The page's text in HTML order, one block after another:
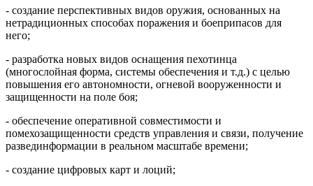
- создание перспективных видов оружия, основанных на
нетрадиционных способах поражения и боеприпасов для
него;
- разработка новых видов оснащения пехотинца
(многослойная форма, системы обеспечения и т.д.) с целью
повышения его автономности, огневой вооруженности и
защищенности на поле боя;
- обеспечение оперативной совместимости и
помехозащищенности средств управления и связи, получение
развединформации в реальном масштабе времени;
- создание цифровых карт и лоций;